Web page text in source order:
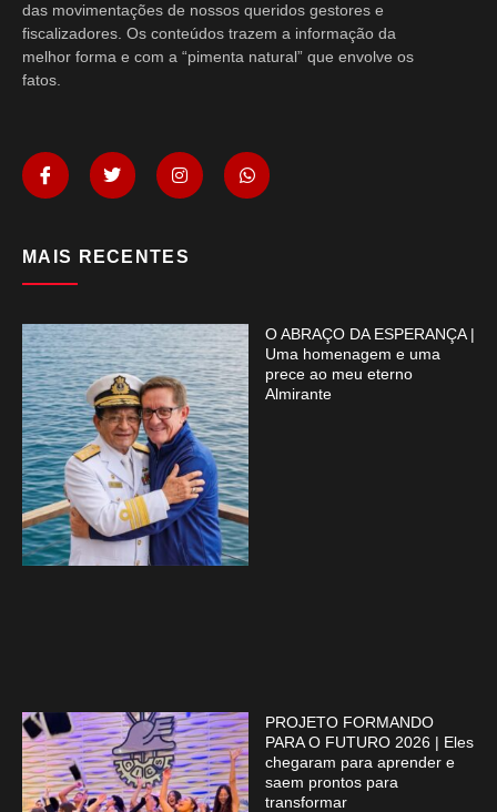
das movimentações de nossos queridos gestores e
fiscalizadores. Os conteúdos trazem a informação da
melhor forma e com a “pimenta natural” que envolve os
fatos.
MAIS RECENTES
O ABRAÇO DA ESPERANÇA |
Uma homenagem e uma
prece ao meu eterno
Almirante
PROJETO FORMANDO
PARA O FUTURO 2026 | Eles
chegaram para aprender e
saem prontos para
transformar